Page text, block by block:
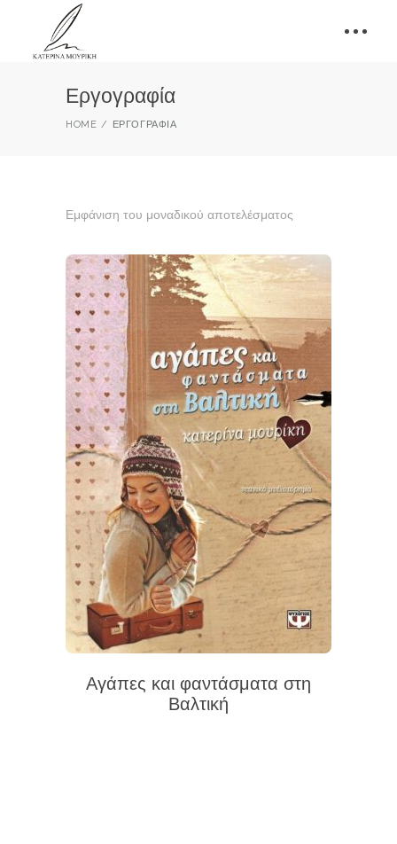
Εργογραφία
HOME ΕΡΓΟΓΡΑΦΊΑ
Εμφάνιση του μοναδικού αποτελέσματος
Αγάπες και φαντάσματα στη
Βαλτική